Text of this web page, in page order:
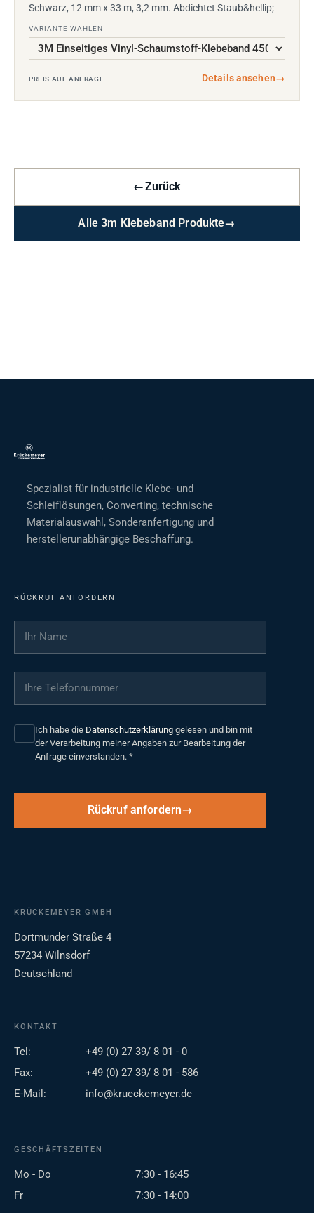
Schwarz, 12 mm x 33 m, 3,2 mm. Abdichtet Staub&hellip;
VARIANTE WÄHLEN
PREIS AUF ANFRAGE Details ansehen→
←Zurück
Alle 3m Klebeband Produkte→
Spezialist für industrielle Klebe- und
Schleiflösungen, Converting, technische
Materialauswahl, Sonderanfertigung und
herstellerunabhängige Beschaffung.
RÜCKRUF ANFORDERN
Ihr Name
Ihre Telefonnummer
Ich habe die Datenschutzerklärung gelesen und bin mit
der Verarbeitung meiner Angaben zur Bearbeitung der
Anfrage einverstanden. *
Rückruf anfordern
KRÜCKEMEYER GMBH
Dortmunder Straße 4
57234 Wilnsdorf
Deutschland
KONTAKT
Tel:
+49 (0) 27 39/ 8 01 - 0
Fax:
+49 (0) 27 39/ 8 01 - 586
E-Mail:
info@krueckemeyer.de
GESCHÄFTSZEITEN
Mo - Do
7:30 - 16:45
Fr
7:30 - 14:00